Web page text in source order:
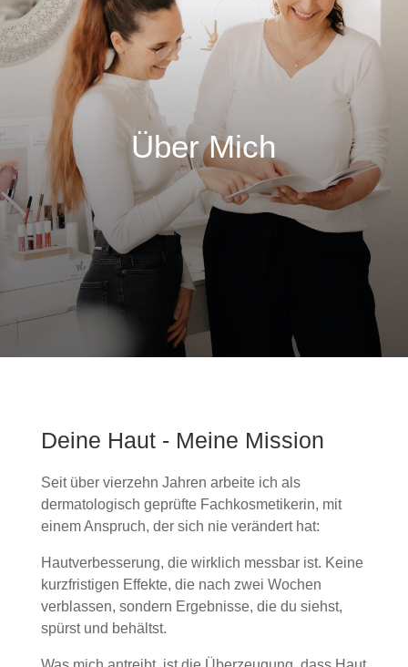
Über Mich
Deine Haut - Meine Mission
Seit über vierzehn Jahren arbeite ich als
dermatologisch geprüfte Fachkosmetikerin, mit
einem Anspruch, der sich nie verändert hat:
Hautverbesserung, die wirklich messbar ist. Keine
kurzfristigen Effekte, die nach zwei Wochen
verblassen, sondern Ergebnisse, die du siehst,
spürst und behältst.